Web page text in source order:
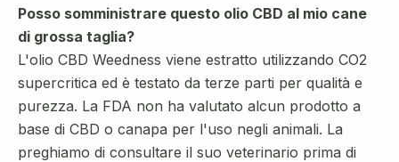
Posso somministrare questo olio CBD al mio cane
di grossa taglia?
L'olio CBD Weedness viene estratto utilizzando CO2
supercritica ed è testato da terze parti per qualità e
purezza. La FDA non ha valutato alcun prodotto a
base di CBD o canapa per l'uso negli animali. La
preghiamo di consultare il suo veterinario prima di